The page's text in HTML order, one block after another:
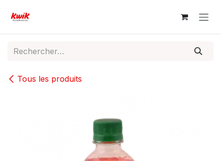
Tous les produits